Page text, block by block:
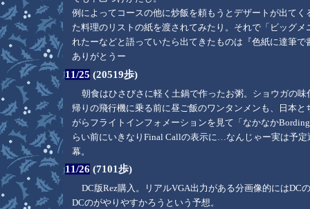
例によってコースの他に炒飯を頼もうとデザートが出て
た料理のリストの紙を渡されてみたり。それで「ビッグ
れたーなどと語っていたら出てきたものは『色紙に達筆
ありがとうー
11/25 (20519歩)
朝食はひさびさに軽く土鍋で作ったお粥。ショウガの味
帰りの飛行機に乗る前に昼ご飯のワンタンメンも、日本
がらフライトインフォメーションを見て「なかなか
らい前にいきなりFinal Callの表示に…なんじゃー実は予
幕。
11/26 (7101歩)
DC版Rez購入。リアルVGA出力がある分画像的にはDC
DCのがやりやすかろうという予想。